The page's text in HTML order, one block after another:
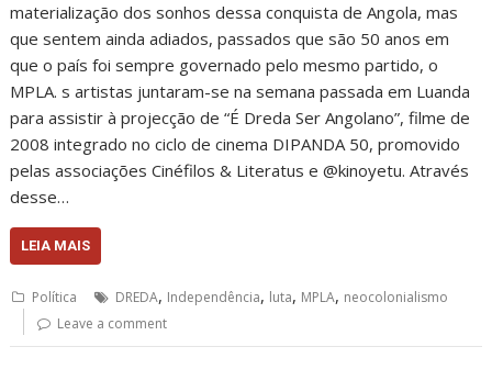
materialização dos sonhos dessa conquista de Angola, mas
que sentem ainda adiados, passados que são 50 anos em
que o país foi sempre governado pelo mesmo partido, o
MPLA. s artistas juntaram-se na semana passada em Luanda
para assistir à projecção de “É Dreda Ser Angolano”, filme de
2008 integrado no ciclo de cinema DIPANDA 50, promovido
pelas associações Cinéfilos & Literatus e @kinoyetu. Através
desse…
LEIA MAIS
Política DREDA, Independência, luta, MPLA, neocolonialismo
Leave a comment